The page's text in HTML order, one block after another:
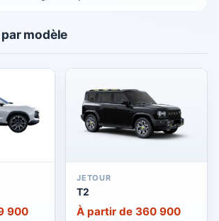
modèle
900
JETOUR
T2
À partir de 360 900